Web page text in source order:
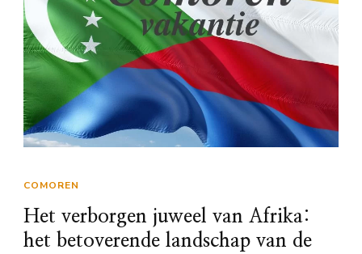
COMOREN
Het verborgen juweel van Afrika:
het betoverende landschap van de